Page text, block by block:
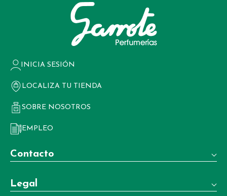
INICIA SESIÓN
LOCALIZA TU TIENDA
SOBRE NOSOTROS
EMPLEO
Contacto
Teléfono:
+34 981 22 97 83
Legal